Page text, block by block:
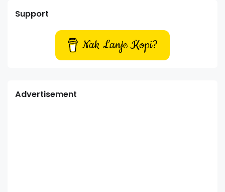
Support
Nak Lanje Kopi?
Advertisement